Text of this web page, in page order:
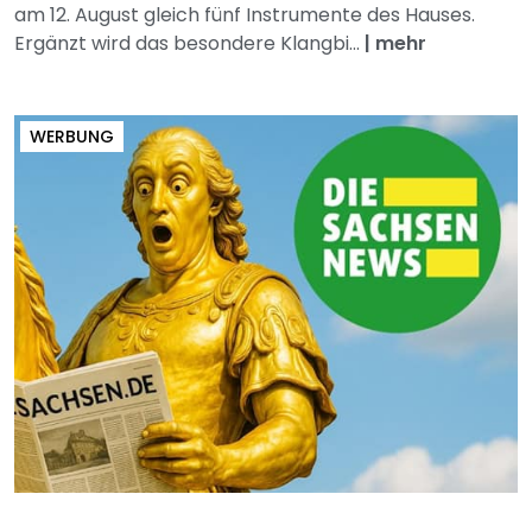
am 12. August gleich fünf Instrumente des Hauses.
Ergänzt wird das besondere Klangbi... | mehr
WERBUNG